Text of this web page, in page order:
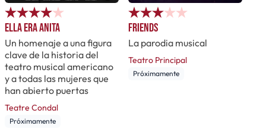
Ella era Anita
Un homenaje a una figura
clave de la historia del
teatro musical americano
y a todas las mujeres que
han abierto puertas
Teatre Condal
Próximamente
Friends
La parodia musical
Teatro Principal
Próximamente